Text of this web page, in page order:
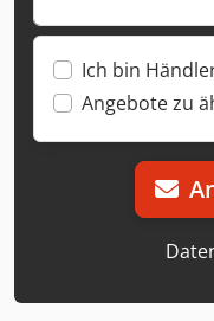
Ich bin
Angebote zu